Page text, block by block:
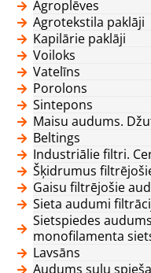
Agroplēves
Agrotekstila paklāji
Kapilārie paklāji
Voiloks
Vatelīns
Porolons
Sintepons
Maisu audums.
Beltings
Industriālie filtri.
Šķidrumus
Gaisu filtrējošie
Sieta audumi
Sietspiedes
monofilamenta
Lavsāns
Audums sulu